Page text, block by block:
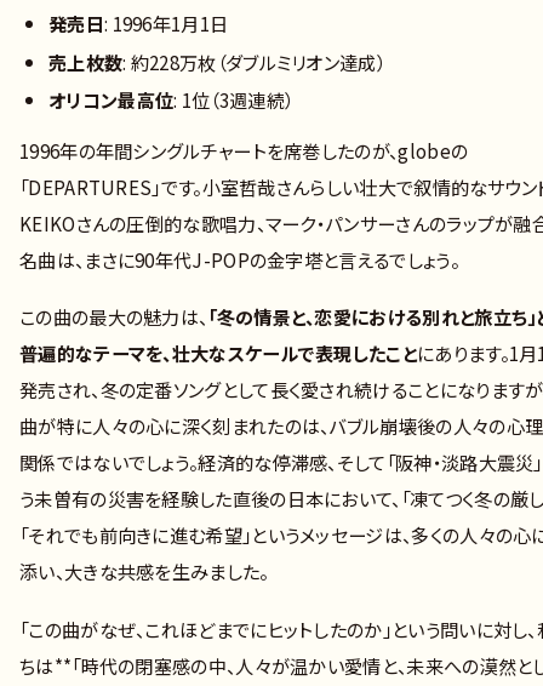
発売日: 1996年1月1日
売上枚数: 約228万枚（ダブルミリオン達成）
オリコン最高位: 1位（3週連続）
1996年の年間シングルチャートを席巻したのが、globeの
「DEPARTURES」です。小室哲哉さんらしい壮大で叙情的なサウン
KEIKOさんの圧倒的な歌唱力、マーク・パンサーさんのラップが融
名曲は、まさに90年代J-POPの金字塔と言えるでしょう。
この曲の最大の魅力は、 「冬の情景と、恋愛における別れと旅立ち」
普遍的なテーマを、壮大なスケールで表現したことにあります。1
発売され、冬の定番ソングとして長く愛され続けることになりますが
曲が特に人々の心に深く刻まれたのは、バブル崩壊後の人々の心
関係ではないでしょう。経済的な停滞感、そして「阪神・淡路大震災
う未曽有の災害を経験した直後の日本において、「凍てつく冬の厳し
「それでも前向きに進む希望」というメッセージは、多くの人々の心
添い、大きな共感を生みました。
「この曲がなぜ、これほどまでにヒットしたのか」という問いに対し
ちは**「時代の閉塞感の中、人々が温かい愛情と、未来への漠然と